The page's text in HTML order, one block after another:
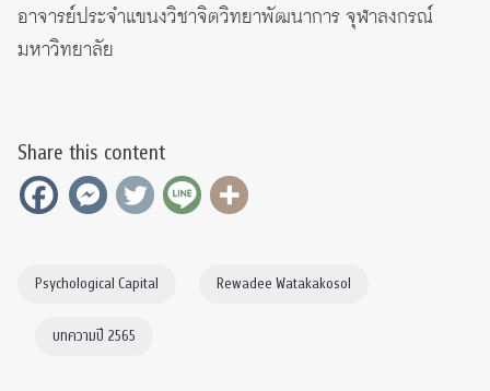
อาจารย์ประจำแขนงวิชาจิตวิทยาพัฒนาการ จุฬาลงกรณ์
มหาวิทยาลัย
Share this content
Psychological Capital Rewadee Watakakosol
บทความปี 2565